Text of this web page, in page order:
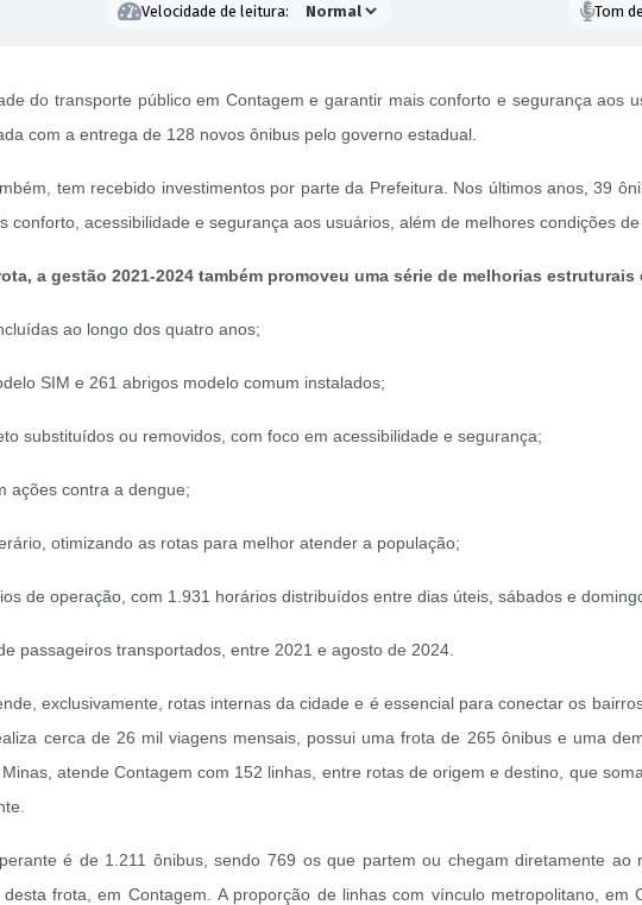
Velocidade de leitura: Tom
do transporte público em Contagem e garantir mais conforto e segurança aos
com a entrega de 128 novos ônibus pelo governo estadual.
tem recebido investimentos por parte da Prefeitura. Nos últimos anos, 39
conforto, acessibilidade e segurança aos usuários, além de melhores condições
a gestão 2021-2024 também promoveu uma série de melhorias
ao longo dos quatro anos;
SIM e 261 abrigos modelo comum instalados;
substituídos ou removidos, com foco em acessibilidade e segurança;
ações contra a dengue;
otimizando as rotas para melhor atender a população;
de operação, com 1.931 horários distribuídos entre dias úteis, sábados e
passageiros transportados, entre 2021 e agosto de 2024.
exclusivamente, rotas internas da cidade e é essencial para conectar os
cerca de 26 mil viagens mensais, possui uma frota de 265 ônibus e uma
atende Contagem com 152 linhas, entre rotas de origem e destino, que
é de 1.211 ônibus, sendo 769 os que partem ou chegam diretamente
frota, em Contagem. A proporção de linhas com vínculo metropolitano,